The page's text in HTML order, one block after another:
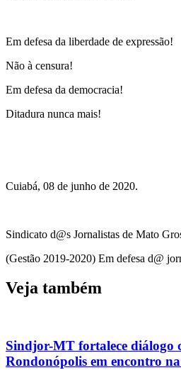
Em defesa da liberdade de expressão!
Não à censura!
Em defesa da democracia!
Ditadura nunca mais!
Cuiabá, 08 de junho de 2020.
Sindicato d@s Jornalistas de Mato
(Gestão 2019-2020) Em defesa d@
Veja também
Sindjor-MT fortalece diálogo
Rondonópolis em encontro